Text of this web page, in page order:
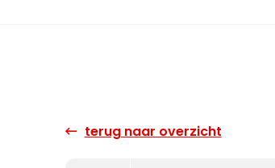
terug naar overzicht